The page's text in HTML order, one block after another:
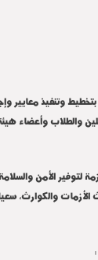
وتنفيذ معايير
والطلاب وأعضاء
الأمن
والكوارث،
: